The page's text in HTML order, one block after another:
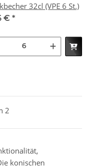
Bockbecher 32cl (VPE 6 St.)
€ *
2
konischen